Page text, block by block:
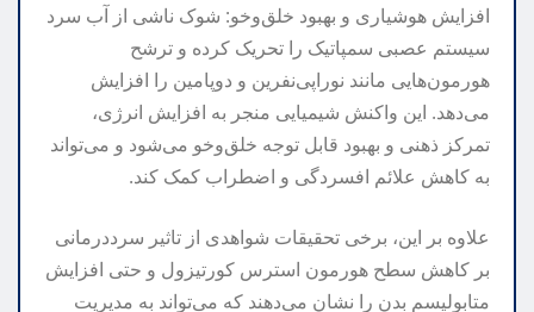
افزایش هوشیاری و بهبود خلق‌وخو: شوک ناشی از آب سرد
سیستم عصبی سمپاتیک را تحریک کرده و ترشح
هورمون‌هایی مانند نوراپی‌نفرین و دوپامین را افزایش
می‌دهد. این واکنش شیمیایی منجر به افزایش انرژی،
تمرکز ذهنی و بهبود قابل توجه خلق‌وخو می‌شود و می‌تواند
به کاهش علائم افسردگی و اضطراب کمک کند.
علاوه بر این، برخی تحقیقات شواهدی از تاثیر سرددرمانی
بر کاهش سطح هورمون استرس کورتیزول و حتی افزایش
متابولیسم بدن را نشان می‌دهند که می‌تواند به مدیریت